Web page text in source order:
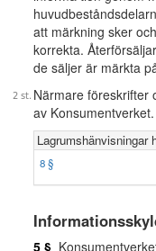
att märkning sker
korrekta.
de säljer är märkta
Närmare föreskrifter
av Konsumentverket.
Lagrumshänvisningar
8 §
5 §